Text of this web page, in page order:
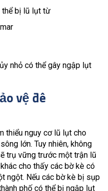
thể bị lũ lụt từ
nhỏ có thể gây ngập lụt
vệ đê
thiểu nguy cơ lũ lụt cho
lớn. Tuy nhiên, không
trụ vững trước một trận lũ
cho thấy các bờ kè có
ngột. Nếu các bờ kè bị sụp
phố có thể bị ngập lụt